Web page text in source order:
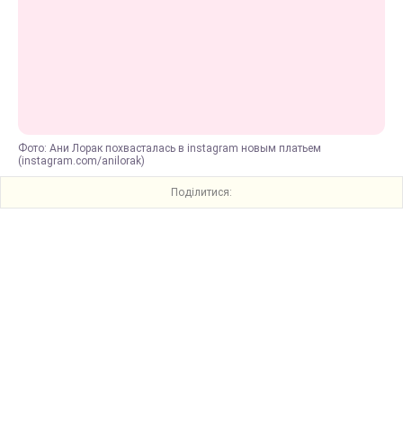
Фото: Ани Лорак похвасталась в instagram новым платьем
(instagram.com/anilorak)
Поділитися: